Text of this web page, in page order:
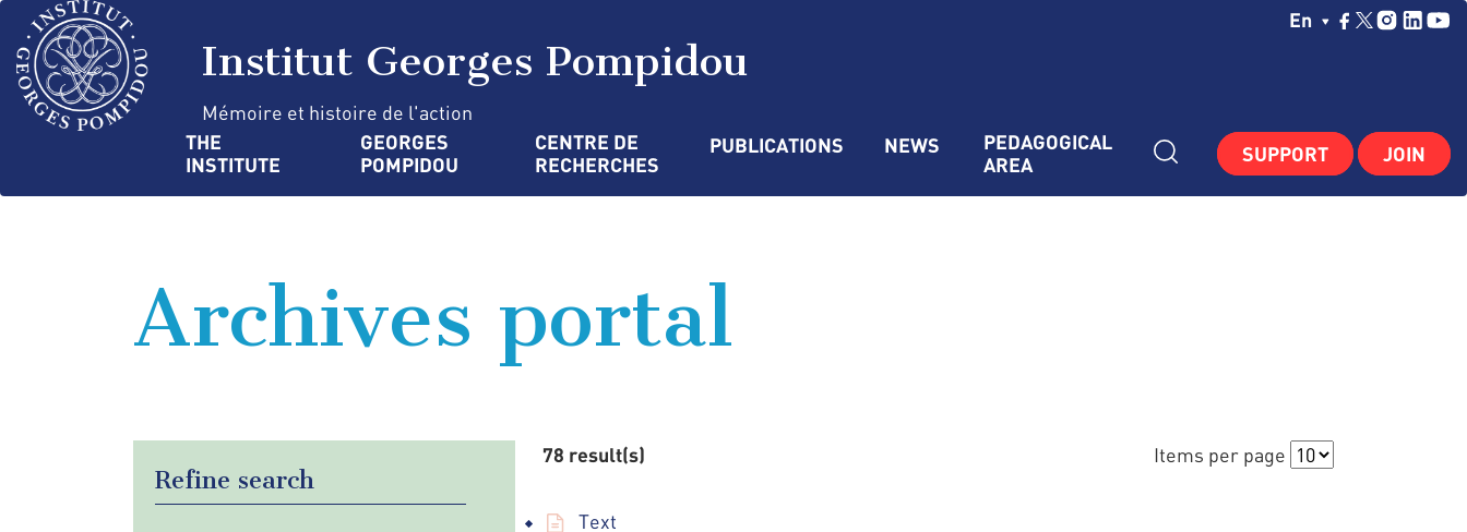
Skip
main
content
Choisissez Votre
En
Institut Georges Pompidou
Mémoire et histoire de l'action
Navigation
principale
THE
INSTITUTE
GEORGES
POMPIDOU
CENTRE DE
RECHERCHES
PUBLICATIONS NEWS
PEDAGOGICAL
AREA
SUPPORT JOIN
Archives portal
Refine search
Items per page
78 result(s)
Text
Cookies management panel